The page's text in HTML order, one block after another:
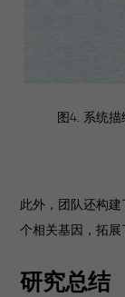
图4. 系统
此外，团队还构
个相关基因，拓展
研究总结